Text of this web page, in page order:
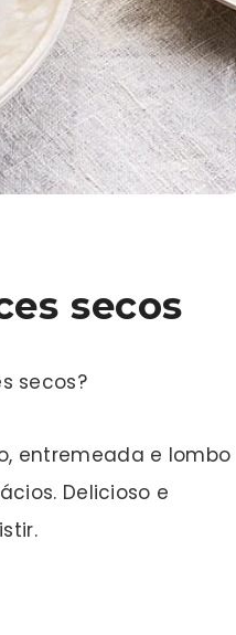
secos
secos?
entremeada e lombo
Delicioso e